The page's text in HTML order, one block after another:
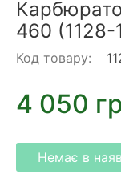
460
Код товару:
4 050
Немає в